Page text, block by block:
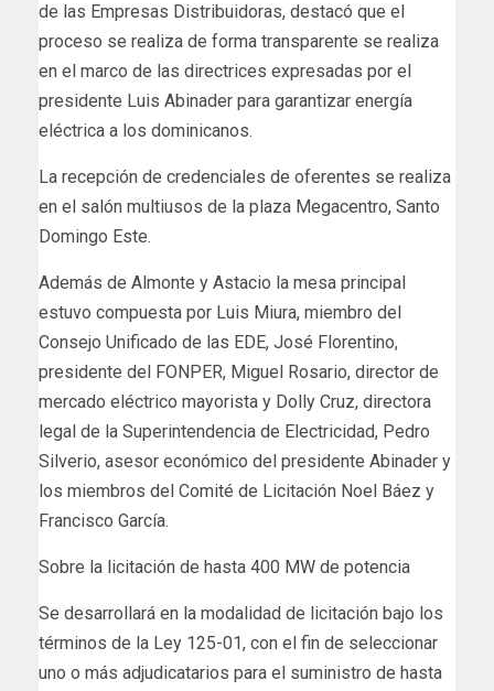
de las Empresas Distribuidoras, destacó que el
proceso se realiza de forma transparente se realiza
en el marco de las directrices expresadas por el
presidente Luis Abinader para garantizar energía
eléctrica a los dominicanos.
La recepción de credenciales de oferentes se realiza
en el salón multiusos de la plaza Megacentro, Santo
Domingo Este.
Además de Almonte y Astacio la mesa principal
estuvo compuesta por Luis Miura, miembro del
Consejo Unificado de las EDE, José Florentino,
presidente del FONPER, Miguel Rosario, director de
mercado eléctrico mayorista y Dolly Cruz, directora
legal de la Superintendencia de Electricidad, Pedro
Silverio, asesor económico del presidente Abinader y
los miembros del Comité de Licitación Noel Báez y
Francisco García.
Sobre la licitación de hasta 400 MW de potencia
Se desarrollará en la modalidad de licitación bajo los
términos de la Ley 125-01, con el fin de seleccionar
uno o más adjudicatarios para el suministro de hasta